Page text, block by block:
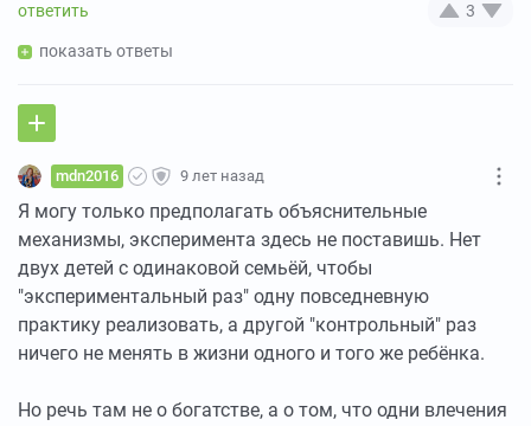
3
показать ответы
mdn2016 9 лет назад
Я могу только предполагать объяснительные
механизмы, эксперимента здесь не поставишь. Нет
двух детей с одинаковой семьёй, чтобы
"экспериментальный раз" одну повседневную
практику реализовать, а другой "контрольный" раз
ничего не менять в жизни одного и того же ребёнка.
Но речь там не о богатстве, а о том, что одни влечения